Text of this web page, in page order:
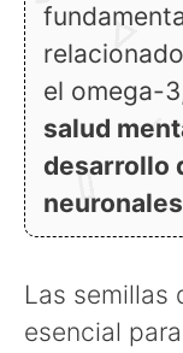
el omega-
salud
desarrollo
Las semillas
esencial